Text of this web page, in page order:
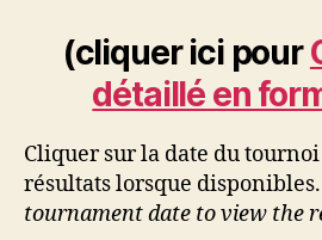
(cliquer ici pour
détaillé en
Cliquer sur la date du
résultats lorsque disponibles.
tournament date to view the